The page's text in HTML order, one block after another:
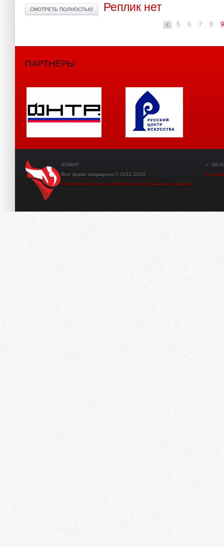
СМОТРЕТЬ ПОЛНОСТЬЮ Реплик нет
«
5 6 7 8 9
ПАРТНЁРЫ
КОФНТ
Все права защищены © 2012-2026
Политика в области обработки персональных данных
т.: 98-41-